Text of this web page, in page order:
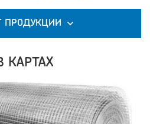
ПРОДУКЦИИ
КАРТАХ